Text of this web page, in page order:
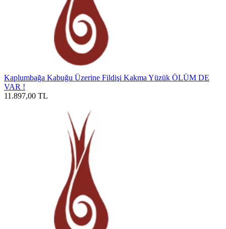
Kaplumbağa Kabuğu Üzerine Fildişi Kakma Yüzük ÖLÜM DE
VAR !
11.897,00 TL